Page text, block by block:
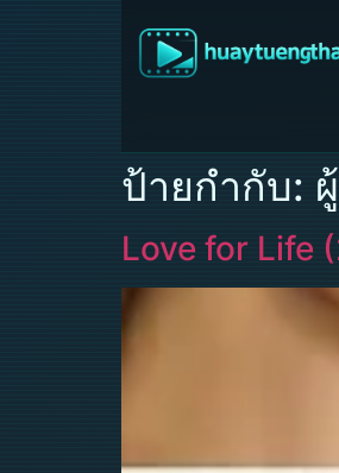
ป้ายกำกับ:
Love for Life